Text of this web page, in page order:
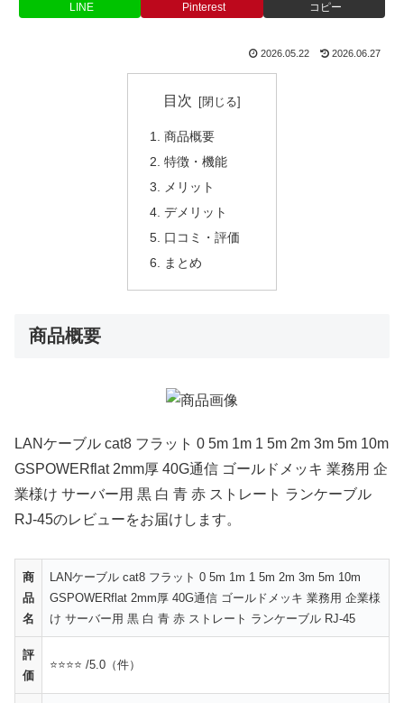
LINE Pinterest コピー
2026.05.22 2026.06.27
目次
商品概要
特徴・機能
メリット
デメリット
口コミ・評価
まとめ
商品概要
LANケーブル cat8 フラット 0 5m 1m 1 5m 2m 3m 5m 10m
GSPOWERflat 2mm厚 40G通信 ゴールドメッキ 業務用 企
業様け サーバー用 黒 白 青 赤 ストレート ランケーブル
RJ-45のレビューをお届けします。
商
品
名
LANケーブル cat8 フラット 0 5m 1m 1 5m 2m 3m 5m 10m
GSPOWERflat 2mm厚 40G通信 ゴールドメッキ 業務用 企業様
け サーバー用 黒 白 青 赤 ストレート ランケーブル RJ-45
評
価
⭐⭐⭐⭐ /5.0（件）